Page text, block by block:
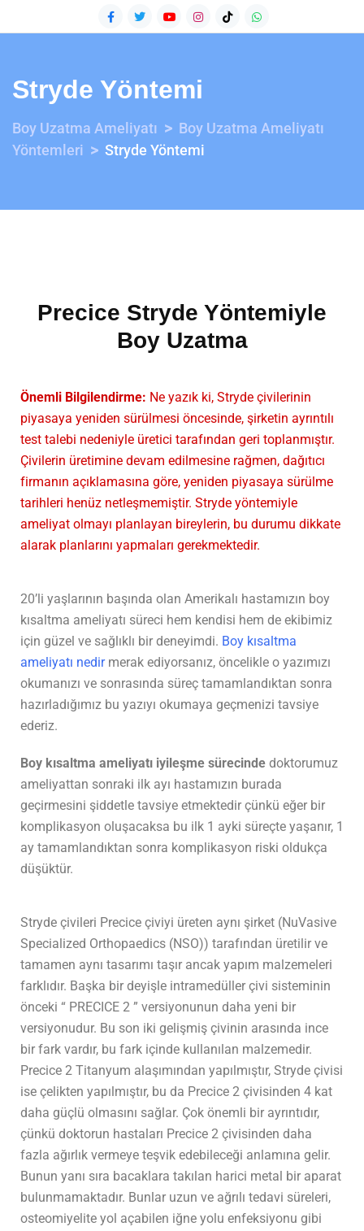
Stryde Yöntemi
Boy Uzatma Ameliyatı > Boy Uzatma Ameliyatı
Yöntemleri > Stryde Yöntemi
Precice Stryde Yöntemiyle
Boy Uzatma
Önemli Bilgilendirme: Ne yazık ki, Stryde çivilerinin
piyasaya yeniden sürülmesi öncesinde, şirketin ayrıntılı
test talebi nedeniyle üretici tarafından geri toplanmıştır.
Çivilerin üretimine devam edilmesine rağmen, dağıtıcı
firmanın açıklamasına göre, yeniden piyasaya sürülme
tarihleri henüz netleşmemiştir. Stryde yöntemiyle
ameliyat olmayı planlayan bireylerin, bu durumu dikkate
alarak planlarını yapmaları gerekmektedir.
20’li yaşlarının başında olan Amerikalı hastamızın boy
kısaltma ameliyatı süreci hem kendisi hem de ekibimiz
için güzel ve sağlıklı bir deneyimdi. Boy kısaltma
ameliyatı nedirmerak ediyorsanız, öncelikle o yazımızı
okumanızı ve sonrasında süreç tamamlandıktan sonra
hazırladığımız bu yazıyı okumaya geçmenizi tavsiye
ederiz.
Boy kısaltma ameliyatı iyileşme sürecinde doktorumuz
ameliyattan sonraki ilk ayı hastamızın burada
geçirmesini şiddetle tavsiye etmektedir çünkü eğer bir
komplikasyon oluşacaksa bu ilk 1 ayki süreçte yaşanır, 1
ay tamamlandıktan sonra komplikasyon riski oldukça
düşüktür.
Stryde çivileri Precice çiviyi üreten aynı şirket (NuVasive
Specialized Orthopaedics (NSO)) tarafından üretilir ve
tamamen aynı tasarımı taşır ancak yapım malzemeleri
farklıdır. Başka bir deyişle intramedüller çivi sisteminin
önceki “ PRECICE 2 ” versiyonunun daha yeni bir
versiyonudur. Bu son iki gelişmiş çivinin arasında ince
bir fark vardır, bu fark içinde kullanılan malzemedir.
Precice 2 Titanyum alaşımından yapılmıştır, Stryde çivisi
ise çelikten yapılmıştır, bu da Precice 2 çivisinden 4 kat
daha güçlü olmasını sağlar. Çok önemli bir ayrıntıdır,
çünkü doktorun hastaları Precice 2 çivisinden daha
fazla ağırlık vermeye teşvik edebileceği anlamına gelir.
Bunun yanı sıra bacaklara takılan harici metal bir aparat
bulunmamaktadır. Bunlar uzun ve ağrılı tedavi süreleri,
osteomiyelite yol açabilen iğne yolu enfeksiyonu gibi